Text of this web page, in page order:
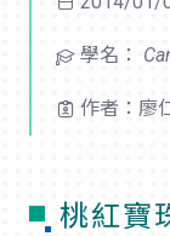
學名：
作者：廖
桃紅寶